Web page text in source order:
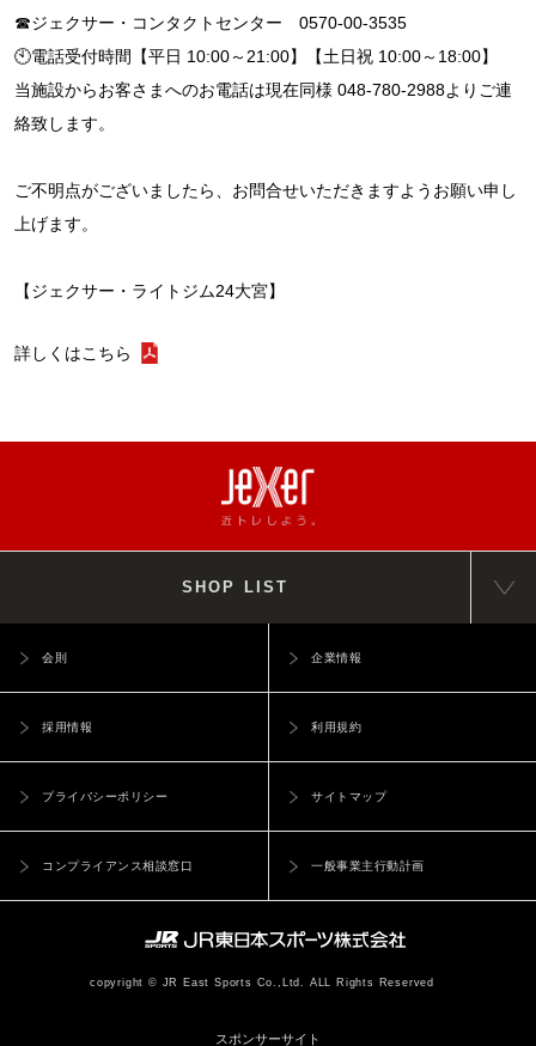
☎ジェクサー・コンタクトセンター 0570-00-3535
🕙電話受付時間【平日 10:00～21:00】【土日祝 10:00～18:00】
当施設からお客さまへのお電話は現在同様 048-780-2988よりご連
絡致します。
ご不明点がございましたら、お問合せいただきますようお願い申し
上げます。
【ジェクサー・ライトジム24大宮】
詳しくはこちら
SHOP LIST
copyright © JR East Sports Co.,Ltd. ALL Rights Reserved
会則 企業情報
採用情報 利用規約
プライバシーポリシー サイトマップ
コンプライアンス相談窓口 一般事業主行動計画
スポンサーサイト